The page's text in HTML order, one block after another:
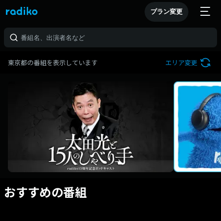
プラン変更
東京都の番組を表示しています エリア変更
おすすめの番組